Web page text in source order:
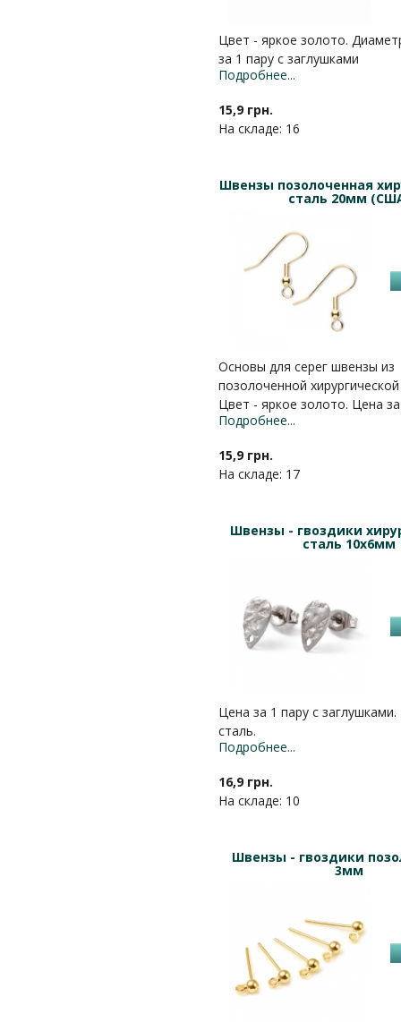
Цвет - яркое золото.
за 1 пару с заглушками
Подробнее...
15,9 грн.
На складе: 16
Швензы позолоченная
сталь 20мм
Основы для серег швензы из
позолоченной
Цвет - яркое золото. Цена
Подробнее...
15,9 грн.
На складе: 17
Швензы - гвоздики
сталь 10х6мм
Цена за 1 пару с
сталь.
Подробнее...
16,9 грн.
На складе: 10
Швензы - гвоздики
3мм